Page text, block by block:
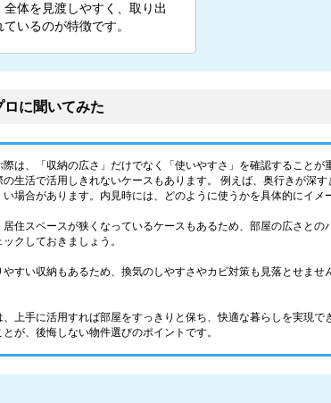
体を見渡しやすく、取り出
いるのが特徴です。
に聞いてみた
は、「収納の広さ」だけでなく「使いやすさ」を確認すること
生活で活用しきれないケースもあります。 例えば、奥行きが深
場合があります。内見時には、どのように使うかを具体的にイメ
居住スペースが狭くなっているケースもあるため、部屋の広さと
クしておきましょう。
やすい収納もあるため、換気のしやすさやカビ対策も見落とせま
上手に活用すれば部屋をすっきりと保ち、快適な暮らしを実現
が、後悔しない物件選びのポイントです。